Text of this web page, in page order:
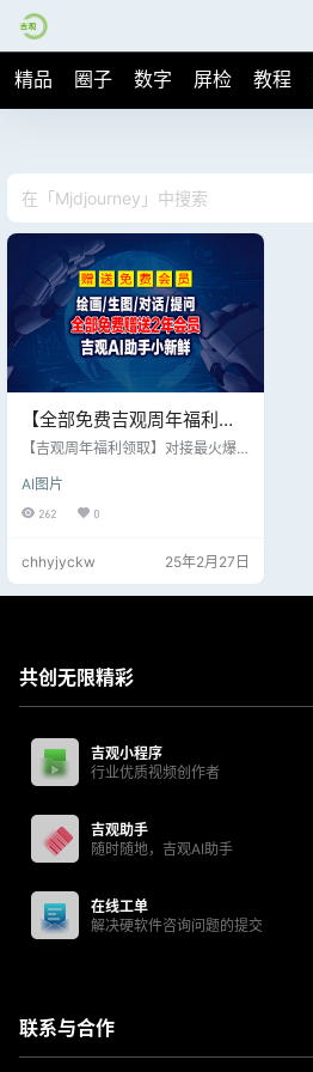
精品 圈子 数字 屏检 教程
【全部免费吉观周年福利领
取】免费绘画/对话/生图/生
手“小新鲜”赠送1年全免费会
员
【吉观周年福利领取】对接最火爆
I助手“小新鲜”登陆小程序后将会员I
D告知客服 或者官网：https://jjgg.c
页端和微信端均可同步数据，服务
内容包含对话、绘画 生图、思维
图、文档AI编译、AI自动生成歌曲
AI图片
262 0
chhyjyckw 25年2月27日
共创无限精彩
吉观小程序
行业优质视频创作者
吉观助手
随时随地，吉观AI助手
在线工单
解决硬软件咨询问题的提交
联系与合作